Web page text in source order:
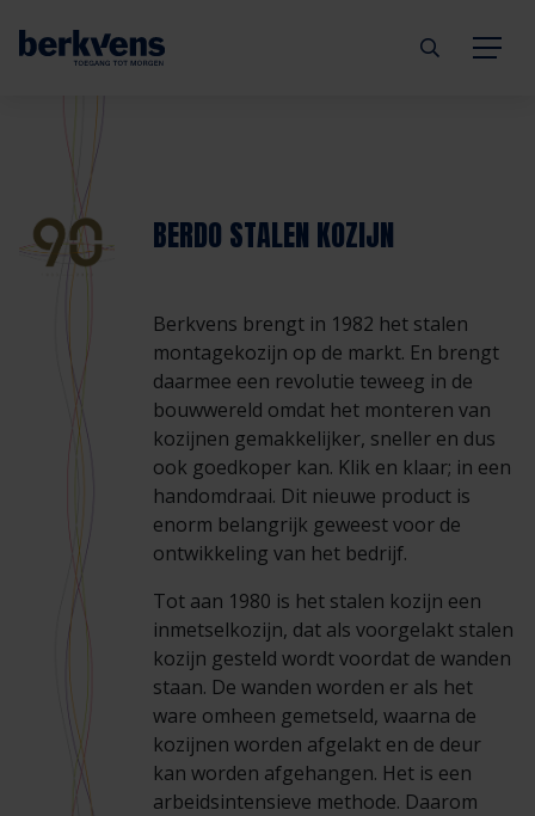
Terug
Deuren
Kozijnen
Hang- & sluitwerk
Diensten
Technische documentatie
Veelgestelde vragen
Terug
Eengezinswoning
Meergezinswoning
Utiliteitsgebouw
Prefab woning
Terug
Aannemer
Architect
Projectontwikkelaar
Handelspartner
Terug
Inbraakwerend
Brandwerend
Rookwerend
Duurzaamheid
Brochures
Technische documentatie
Veelgestelde vragen
Terug
mijndeur.nl
Webshop
Verkooppunten
Veelgestelde vragen
Terug
Organisatie
Duurzaamheid
GND Garantiedeuren
Werken bij Berkvens
BERDO STALEN KOZIJN
Berkvens brengt in 1982 het stalen
montagekozijn op de markt. En brengt
daarmee een revolutie teweeg in de
bouwwereld omdat het monteren van
kozijnen gemakkelijker, sneller en dus
ook goedkoper kan. Klik en klaar; in een
handomdraai. Dit nieuwe product is
enorm belangrijk geweest voor de
ontwikkeling van het bedrijf.
Tot aan 1980 is het stalen kozijn een
inmetselkozijn, dat als voorgelakt stalen
kozijn gesteld wordt voordat de wanden
staan. De wanden worden er als het
ware omheen gemetseld, waarna de
kozijnen worden afgelakt en de deur
kan worden afgehangen. Het is een
arbeidsintensieve methode. Daarom